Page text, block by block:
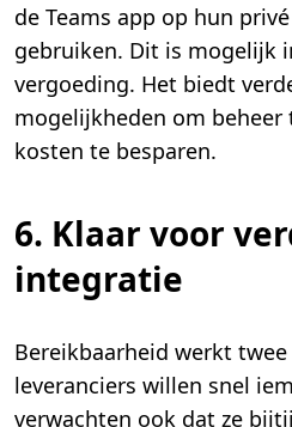
de Teams app op hun
gebruiken. Dit is mogelijk
vergoeding. Het biedt
mogelijkheden om beheer
kosten te besparen.
6. Klaar voor
integratie
Bereikbaarheid werkt
leveranciers willen snel
verwachten ook dat ze